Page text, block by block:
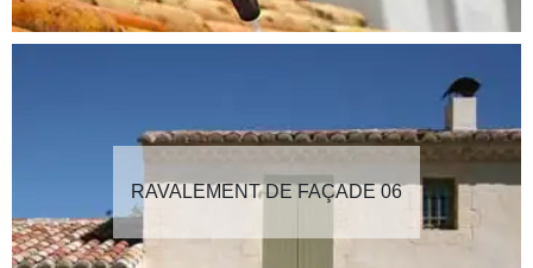
RAVALEMENT DE FAÇADE 06